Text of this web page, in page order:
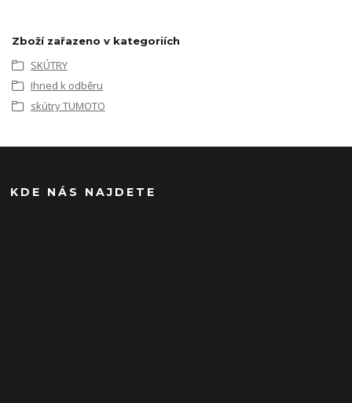
Zboží zařazeno v kategoriích
SKÚTRY
Ihned k odběru
skútry TUMOTO
KDE NÁS NAJDETE